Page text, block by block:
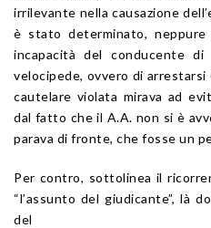
irrilevante nella causazione
è stato determinato,
incapacità del conducente
velocipede, ovvero di arrestarsi
cautelare violata mirava ad
dal fatto che il A.A. non si è
parava di fronte, che fosse un
Per contro, sottolinea il
“l’assunto del giudicante”, là
del